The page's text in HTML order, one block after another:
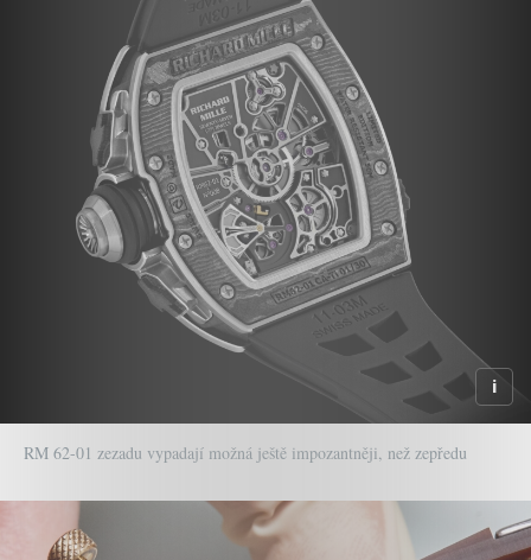
RM 62-01 zezadu vypadají možná ještě impozantněji, než zepředu